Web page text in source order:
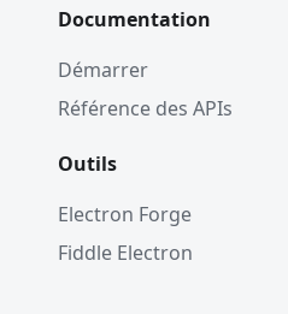
Documentation
Démarrer
Référence des APIs
Outils
Electron Forge
Fiddle Electron